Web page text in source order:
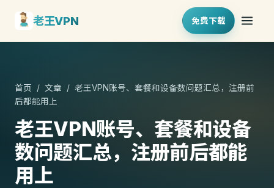
老王VPN 免费下载
首页 / 文章 / 老王VPN账号、套餐和设备数问题汇总，注册前
后都能用上
老王VPN账号、套餐和设备
数问题汇总，注册前后都能
用上